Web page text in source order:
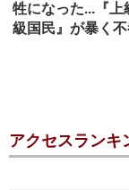
牲になった...『上
級国民』が暴く
アクセスランキ